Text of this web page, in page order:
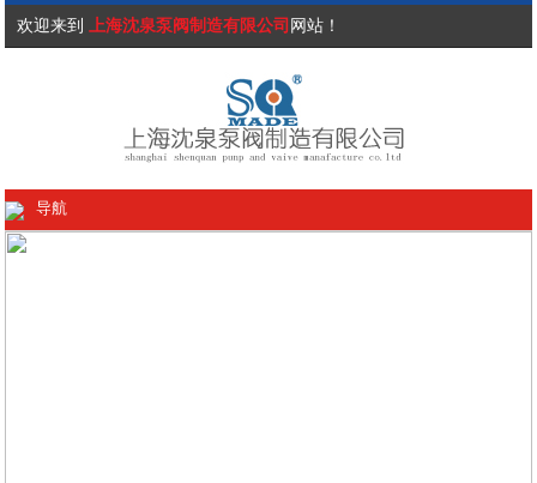
欢迎来到 上海沈泉泵阀制造有限公司 网站！
导航